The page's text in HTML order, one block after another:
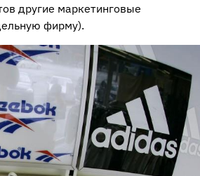
другие маркетинговые
фирму).